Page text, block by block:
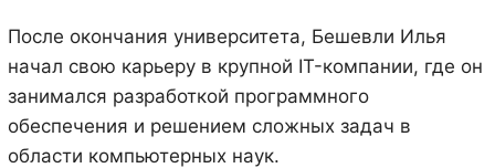
После окончания университета, Бешевли Илья
начал свою карьеру в крупной IT-компании, где он
занимался разработкой программного
обеспечения и решением сложных задач в
области компьютерных наук.